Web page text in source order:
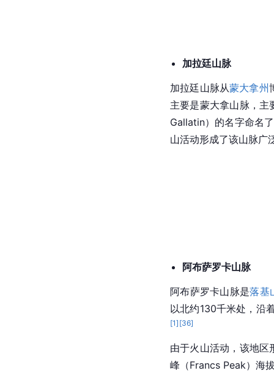
加拉廷山脉
加拉廷山脉从蒙大拿州
主要是蒙大拿山脉，
Gallatin）的名字命名
山活动形成了该山脉广
阿布萨罗卡山脉
阿布萨罗卡山脉是落基
以北约130千米处，沿
[1] [36]
由于火山活动，该地
峰（Francs Peak）海